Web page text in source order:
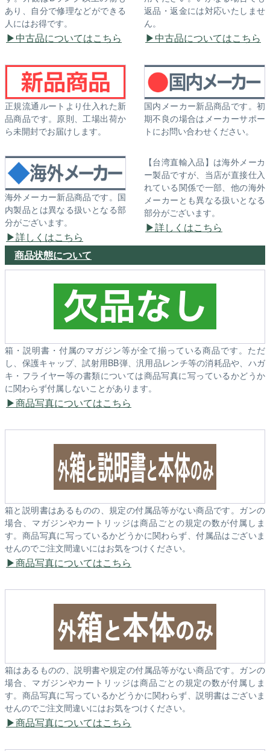
あり、自分で修理などができる
人にはお得です。
中古品についてはこちら
返品・返金には対応いたしませ
ん。
中古品についてはこちら
正規流通ルートより仕入れた新
品商品です。原則、工場出荷か
ら未開封でお届けします。
国内メーカー新品商品です。初
期不良の場合はメーカーサポー
トにお問い合わせください。
海外メーカー新品商品です。国
内製品とは異なる扱いとなる部
分がございます。
詳しくはこちら
【台湾直輸入品】は海外メーカ
ー製品ですが、当店が直接仕入
れている関係で一部、他の海外
メーカーとも異なる扱いとなる
部分がございます。
詳しくはこちら
商品状態について
箱・説明書・付属のマガジン等が全て揃っている商品です。ただ
し、保護キャップ、試射用BB弾、汎用品レンチ等の消耗品や、ハガ
キ・フライヤー等の書類については商品写真に写っているかどうか
に関わらず付属しないことがあります。
商品写真についてはこちら
箱と説明書はあるものの、規定の付属品等がない商品です。ガンの
場合、マガジンやカートリッジは商品ごとの規定の数が付属しま
す。商品写真に写っているかどうかに関わらず、付属品はございま
せんのでご注文間違いにはお気をつけください。
商品写真についてはこちら
箱はあるものの、説明書や規定の付属品等がない商品です。ガンの
場合、マガジンやカートリッジは商品ごとの規定の数が付属しま
す。商品写真に写っているかどうかに関わらず、説明書はございま
せんのでご注文間違いにはお気をつけください。
商品写真についてはこちら